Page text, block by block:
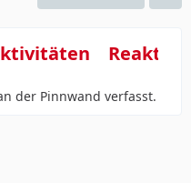
der Pinnwand verfasst.